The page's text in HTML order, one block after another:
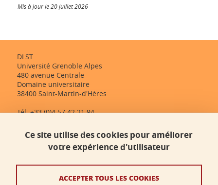
Mis à jour le 20 juillet 2026
DLST
Université Grenoble Alpes
480 avenue Centrale
Domaine universitaire
38400 Saint-Martin-d'Hères
Tél. +33 (0)4 57 42 21 94
Ce site utilise des cookies pour améliorer
votre expérience d'utilisateur
ACCEPTER TOUS LES COOKIES